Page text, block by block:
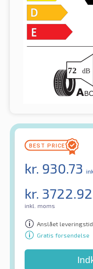
kr. 930.73
kr. 3722.92
inkl. moms
Anslået leveringstid
Gratis forsendelse